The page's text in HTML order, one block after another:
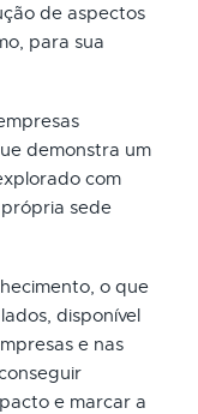
de aspectos
para sua
demonstra um
com
sede
o que
disponível
e nas
e marcar a